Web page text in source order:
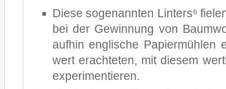
Die­se so­ge­nann­ten Lin­ter­s⁶
bei der Ge­win­nung von
auf­hin eng­li­sche Pa­pier­müh­len
wert er­ach­te­ten, mit die­sem
ex­pe­ri­men­tie­ren.